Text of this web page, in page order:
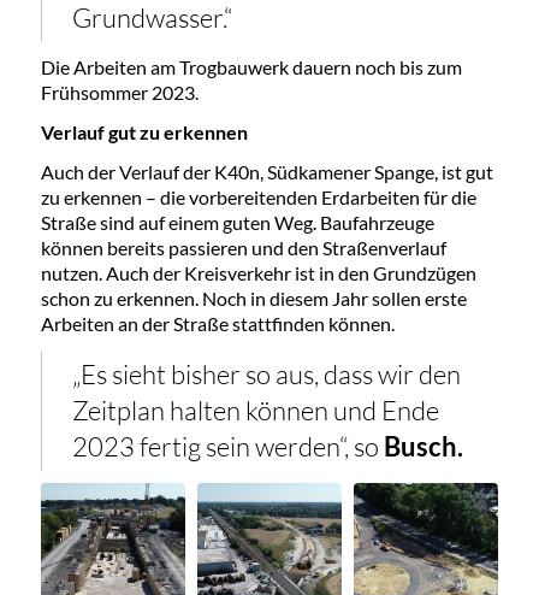
Grundwasser.“
Die Arbeiten am Trogbauwerk dauern noch bis zum
Frühsommer 2023.
Verlauf gut zu erkennen
Auch der Verlauf der K40n, Südkamener Spange, ist gut
zu erkennen – die vorbereitenden Erdarbeiten für die
Straße sind auf einem guten Weg. Baufahrzeuge
können bereits passieren und den Straßenverlauf
nutzen. Auch der Kreisverkehr ist in den Grundzügen
schon zu erkennen. Noch in diesem Jahr sollen erste
Arbeiten an der Straße stattfinden können.
„Es sieht bisher so aus, dass wir den
Zeitplan halten können und Ende
2023 fertig sein werden“, so Busch.